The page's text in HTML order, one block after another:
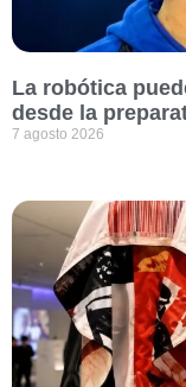
La robótica
desde la
7 agosto 2026